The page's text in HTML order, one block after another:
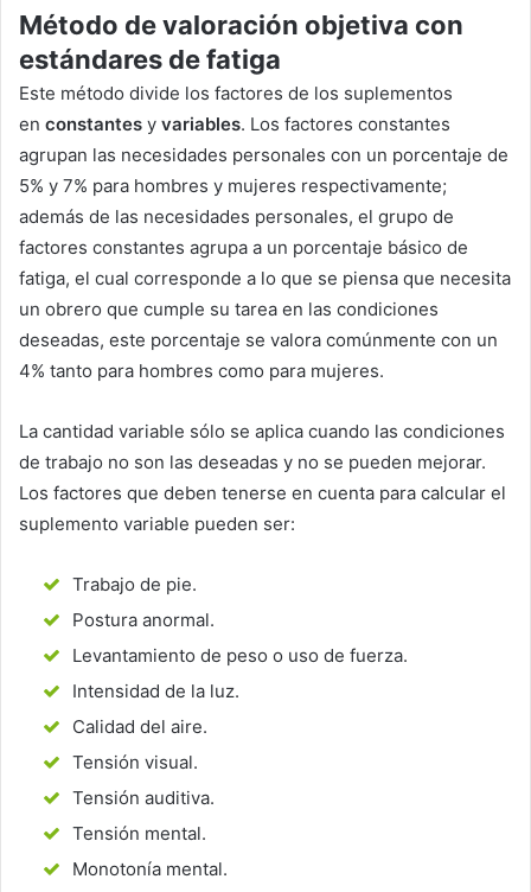
Método de valoración objetiva con
estándares de fatiga
Este método divide los factores de los suplementos
en constantes y variables. Los factores constantes
agrupan las necesidades personales con un porcentaje de
5% y 7% para hombres y mujeres respectivamente;
además de las necesidades personales, el grupo de
factores constantes agrupa a un porcentaje básico de
fatiga, el cual corresponde a lo que se piensa que necesita
un obrero que cumple su tarea en las condiciones
deseadas, este porcentaje se valora comúnmente con un
4% tanto para hombres como para mujeres.
La cantidad variable sólo se aplica cuando las condiciones
de trabajo no son las deseadas y no se pueden mejorar.
Los factores que deben tenerse en cuenta para calcular el
suplemento variable pueden ser:
Trabajo de pie.
Postura anormal.
Levantamiento de peso o uso de fuerza.
Intensidad de la luz.
Calidad del aire.
Tensión visual.
Tensión auditiva.
Tensión mental.
Monotonía mental.